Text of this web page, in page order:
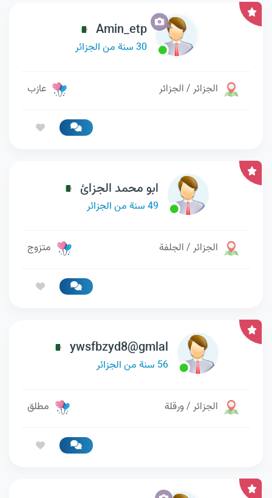
Amin_etp
30 سنة من الجزائر
الجزائر / الجزائر عازب
ابو محمد الجزائ
49 سنة من الجزائر
الجزائر / الجلفة متزوج
ywsfbzyd8@gmlal
56 سنة من الجزائر
الجزائر / ورقلة مطلق